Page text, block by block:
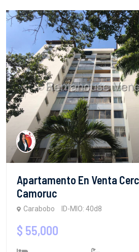
Apartamento En Venta
Camoruc
Carabobo ID-MIO: 40d8
$ 55,000